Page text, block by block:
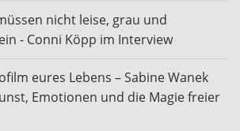
nicht leise, grau und
- Conni Köpp im Interview
eures Lebens – Sabine Wanek
Emotionen und die Magie freier